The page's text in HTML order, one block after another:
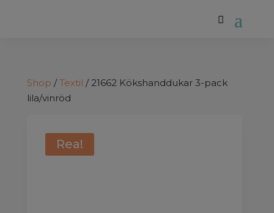
Shop /Textil / 21662 Kökshanddukar 3-pack
lila/vinröd
Rea!